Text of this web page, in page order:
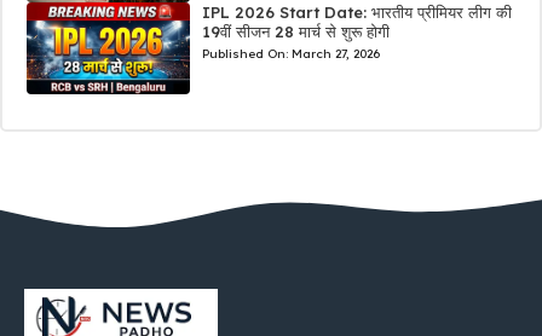
IPL 2026 Start Date: भारतीय प्रीमियर लीग की
19वीं सीजन 28 मार्च से शुरू होगी
Published On: March 27, 2026